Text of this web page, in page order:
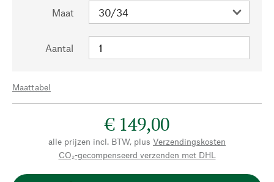
Maat
Aantal
Maattabel
€ 149,00
alle prijzen incl. BTW, plus Verzendingskosten
CO₂-gecompenseerd verzenden met DHL